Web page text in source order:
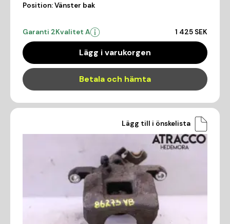
Position:Vänster bak
Garanti 2Kvalitet A 1 425 SEK
Lägg i varukorgen
Betala och hämta
Lägg till i önskelista